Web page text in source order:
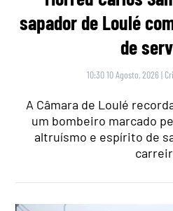
sapador de Loulé
de
10:30 10 Agosto, 2026 |
A Câmara de Loulé
um bombeiro marcado
altruísmo e espírito de